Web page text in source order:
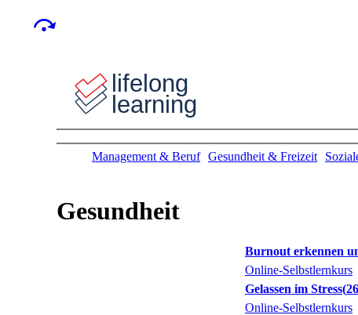
Management & Beruf Gesundheit & Freizeit
Gesundheit
Burnout erkennen
Online-Selbstlernkurs
Gelassen im Stress
Online-Selbstlernkurs